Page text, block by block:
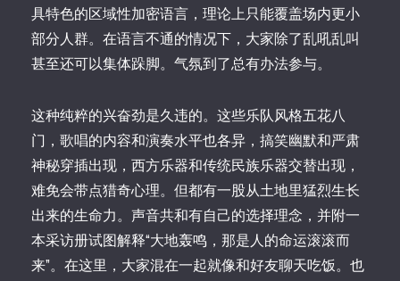
具特色的区域性加密语言，理论上只能覆盖场内更小
部分人群。在语言不通的情况下，大家除了乱吼乱叫
甚至还可以集体跺脚。气氛到了总有办法参与。
这种纯粹的兴奋劲是久违的。这些乐队风格五花八
门，歌唱的内容和演奏水平也各异，搞笑幽默和严肃
神秘穿插出现，西方乐器和传统民族乐器交替出现，
难免会带点猎奇心理。但都有一股从土地里猛烈生长
出来的生命力。声音共和有自己的选择理念，并附一
本采访册试图解释“大地轰鸣，那是人的命运滚滚而
来”。在这里，大家混在一起就像和好友聊天吃饭。也